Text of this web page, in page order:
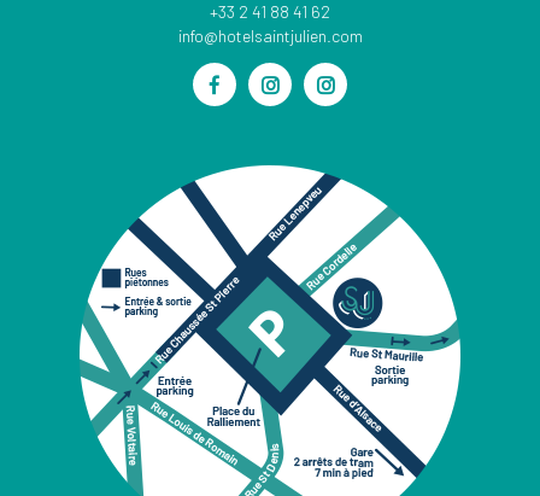
+33 2 41 88 41 62
info@hotelsaintjulien.com